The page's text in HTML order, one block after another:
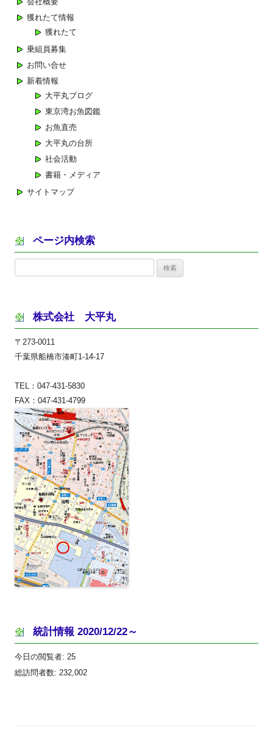
ン
獲れたて情報
獲れたて
乗組員募集
お問い合せ
新着情報
大平丸ブログ
東京湾お魚図鑑
お魚直売
大平丸の台所
社会活動
書籍・メディア
サイトマップ
ページ内検索
株式会社 大平丸
〒273-0011
千葉県船橋市湊町1-14-17
TEL：047-431-5830
FAX：047-431-4799
統計情報 2020/12/22～
今日の閲覧者: 25
総訪問者数: 232,002